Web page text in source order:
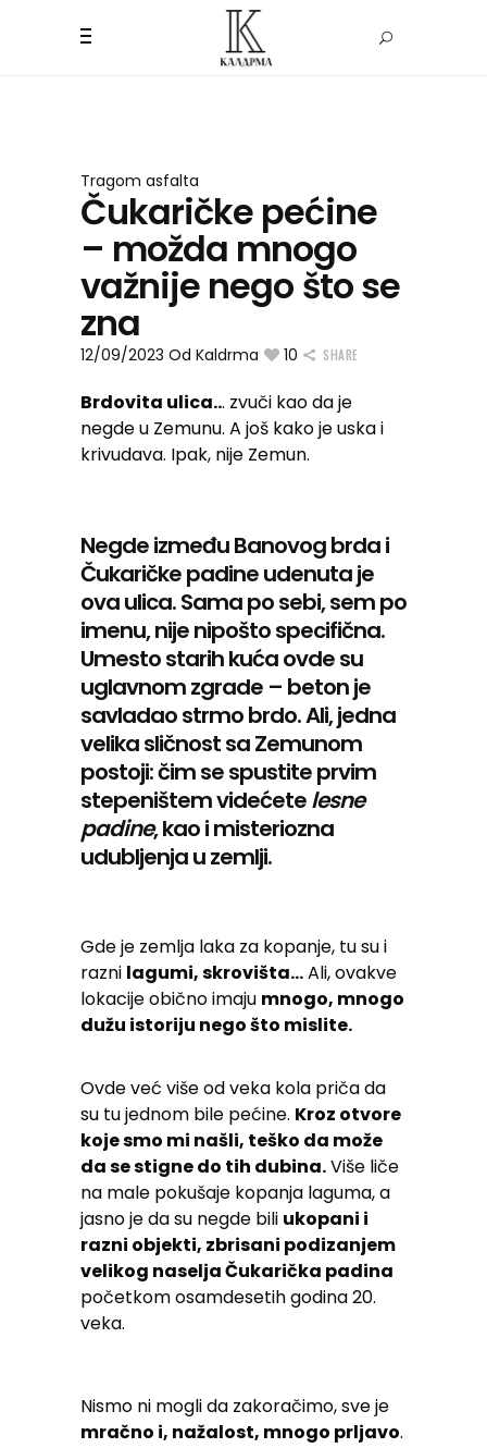
Tragom asfalta
Čukaričke pećine
– možda mnogo
važnije nego što se
zna
12/09/2023 Od Kaldrma 10 SHARE
Brdovita ulica... zvuči kao da je
negde u Zemunu. A još kako je uska i
krivudava. Ipak, nije Zemun.
Negde između Banovog brda i
Čukaričke padine udenuta je
ova ulica. Sama po sebi, sem po
imenu, nije nipošto specifična.
Umesto starih kuća ovde su
uglavnom zgrade – beton je
savladao strmo brdo. Ali, jedna
velika sličnost sa Zemunom
postoji: čim se spustite prvim
stepeništem videćetelesne
padine, kao i misteriozna
udubljenja u zemlji.
Gde je zemlja laka za kopanje, tu su i
razni lagumi, skrovišta…Ali, ovakve
lokacije obično imaju mnogo, mnogo
dužu istoriju nego što mislite.
Ovde već više od veka kola priča da
su tu jednom bile pećine. Kroz otvore
koje smo mi našli, teško da može
da se stigne do tih dubina.Više liče
na male pokušaje kopanja laguma, a
jasno je da su negde bili ukopani i
razni objekti, zbrisani podizanjem
velikog naselja Čukarička padina
početkom osamdesetih godina 20.
veka.
Nismo ni mogli da zakoračimo, sve je
mračno i, nažalost, mnogo prljavo.